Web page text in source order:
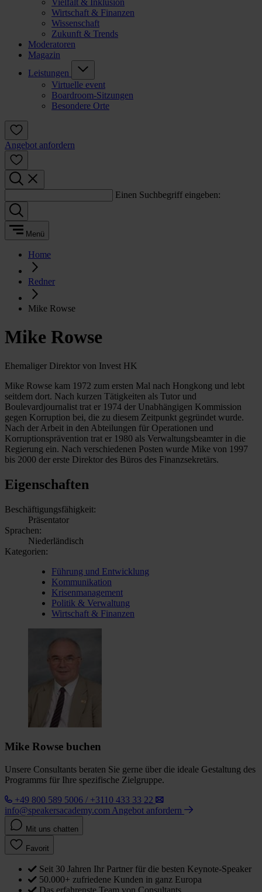
Vielfalt & Inklusion
Wirtschaft & Finanzen
Wissenschaft
Zukunft & Trends
Moderatoren
Magazin
Leistungen
Virtuelle event
Boardroom-Sitzungen
Besondere Orte
Angebot anfordern
Einen Suchbegriff eingeben:
Menü
Home
Redner
Mike Rowse
Mike Rowse
Ehemaliger Direktor von Invest HK
Mike Rowse kam 1972 zum ersten Mal nach Hongkong und lebt
seitdem dort. Nach kurzen Tätigkeiten als Tutor und
Boulevardjournalist trat er 1974 der Unabhängigen Kommission
gegen Korruption bei, die zu diesem Zeitpunkt gegründet wurde.
Nach der Arbeit in den Abteilungen für Operationen und
Korruptionsprävention trat er 1980 als Verwaltungsbeamter in die
Regierung ein. Nach verschiedenen Posten wurde Mike von 1997
bis 2000 der erste Direktor des Büros des Finanzsekretärs.
Eigenschaften
Beschäftigungsfähigkeit:
Präsentator
Sprachen:
Niederländisch
Kategorien:
Führung und Entwicklung
Kommunikation
Krisenmanagement
Politik & Verwaltung
Wirtschaft & Finanzen
Mike Rowse buchen
Unsere Consultants beraten Sie gerne über die ideale Gestaltung des
Programms für Ihre spezifische Zielgruppe.
+49 800 589 5006 / +3110 433 33 22
info@speakersacademy.com Angebot anfordern
Mit uns chatten
Favorit
Seit 30 Jahren Ihr Partner für die besten Keynote-Speaker
50.000+ zufriedene Kunden in ganz Europa